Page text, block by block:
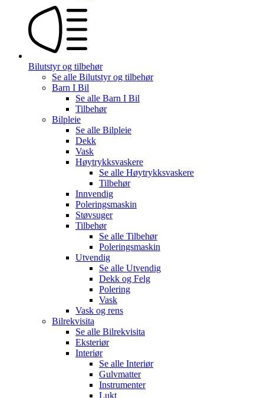
Bilutstyr og tilbehør
Se alle Bilutstyr og tilbehør
Barn I Bil
Se alle Barn I Bil
Tilbehør
Bilpleie
Se alle Bilpleie
Dekk
Vask
Høytrykksvaskere
Se alle Høytrykksvaskere
Tilbehør
Innvendig
Poleringsmaskin
Støvsuger
Tilbehør
Se alle Tilbehør
Poleringsmaskin
Utvendig
Se alle Utvendig
Dekk og Felg
Polering
Vask
Vask og rens
Bilrekvisita
Se alle Bilrekvisita
Eksteriør
Interiør
Se alle Interiør
Gulvmatter
Instrumenter
Lukt